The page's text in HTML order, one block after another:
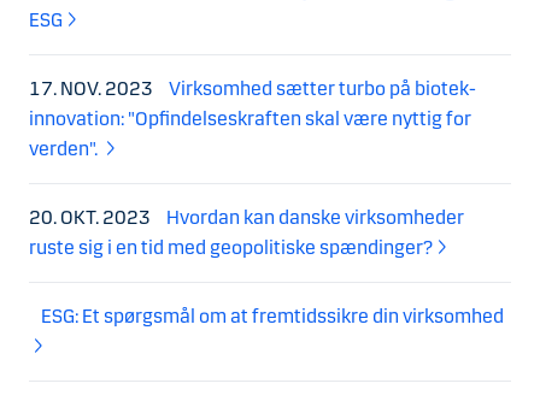
ESG
17. NOV. 2023
Virksomhed sætter turbo på biotek-
innovation: "Opfindelseskraften skal være nyttig for
verden".
20. OKT. 2023
Hvordan kan danske virksomheder
ruste sig i en tid med geopolitiske spændinger?
ESG: Et spørgsmål om at fremtidssikre din virksomhed